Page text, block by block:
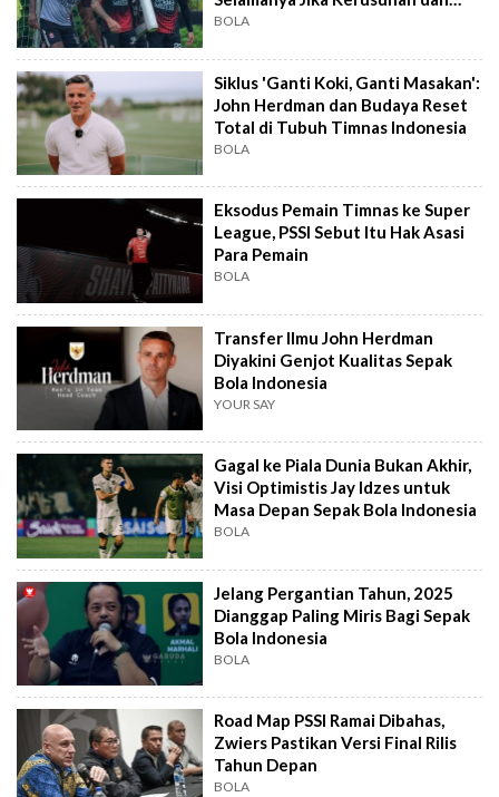
Perusakan Fasilitas
BOLA
Siklus 'Ganti Koki, Ganti Masakan':
John Herdman dan Budaya Reset
Total di Tubuh Timnas Indonesia
BOLA
Eksodus Pemain Timnas ke Super
League, PSSI Sebut Itu Hak Asasi
Para Pemain
BOLA
Transfer Ilmu John Herdman
Diyakini Genjot Kualitas Sepak
Bola Indonesia
YOUR SAY
Gagal ke Piala Dunia Bukan Akhir,
Visi Optimistis Jay Idzes untuk
Masa Depan Sepak Bola Indonesia
BOLA
Jelang Pergantian Tahun, 2025
Dianggap Paling Miris Bagi Sepak
Bola Indonesia
BOLA
Road Map PSSI Ramai Dibahas,
Zwiers Pastikan Versi Final Rilis
Tahun Depan
BOLA